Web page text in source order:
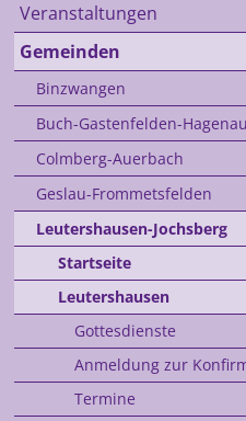
Veranstaltungen
Gemeinden
Binzwangen
Buch-Gastenfelden-Hagenau
Colmberg-Auerbach
Geslau-Frommetsfelden
Leutershausen-Jochsberg
Startseite
Leutershausen
Gottesdienste
Anmeldung zur
Termine